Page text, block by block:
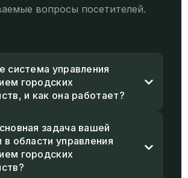
вопросы посетителей.
система управления
городских
и как она работает?
задача вашей
в области управления
городских